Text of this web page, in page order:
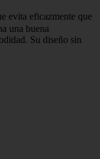
evita eficazmente que
una buena
Su diseño sin